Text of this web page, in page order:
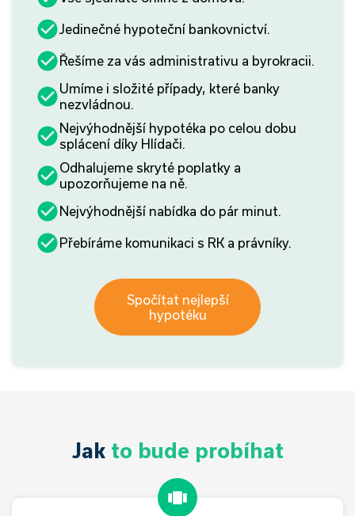
Jedinečné hypoteční bankovnictví.
Řešíme za vás administrativu a byrokracii.
Umíme i složité případy, které banky
nezvládnou.
Nejvýhodnější hypotéka po celou dobu
splácení díky Hlídači.
Odhalujeme skryté poplatky a
upozorňujeme na ně.
Nejvýhodnější nabídka do pár minut.
Přebíráme komunikaci s RK a právníky.
Spočítat nejlepší
hypotéku
Jak to bude probíhat